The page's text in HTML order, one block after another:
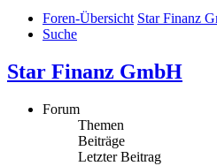
Foren-Übersicht Star Finanz
Suche
Star Finanz GmbH
Forum
Themen
Beiträge
Letzter Beitrag